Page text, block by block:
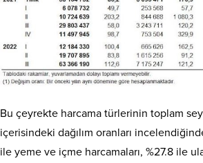
Bu çeyrekte harcama türlerinin toplam
içerisindeki dağılım oranları
ile yeme ve içme harcamaları, %27.8 ile